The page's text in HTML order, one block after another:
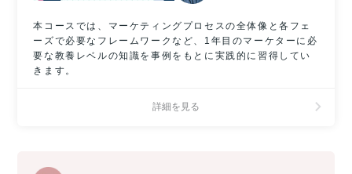
本コースでは、マーケティングプロセスの全体像と各フェ
ーズで必要なフレームワークなど、1年目のマーケターに必
要な教養レベルの知識を事例をもとに実践的に習得してい
きます。
詳細を見る